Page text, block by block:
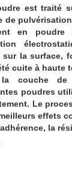
est traité
de
en
la surface,
cuite à haute
la couche
poudres
Le
effets
la